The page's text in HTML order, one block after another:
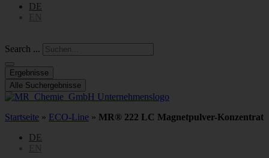
DE
Search ...
Ergebnisse
Alle Suchergebnisse
Startseite » ECO-Line » MR® 222 LC Magnetpulver-Konzentrat
DE